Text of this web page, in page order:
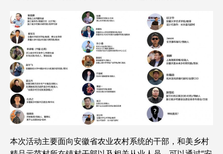
本次活动主要面向安徽省农业农村系统的干部，和美乡村